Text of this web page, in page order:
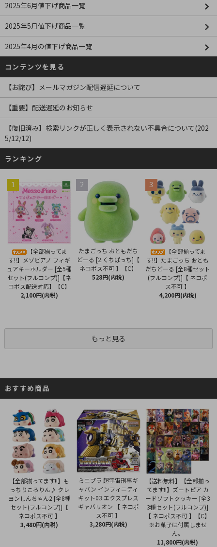
2025年6月値下げ商品一覧
2025年5月値下げ商品一覧
2025年4月の値下げ商品一覧
コンテンツを見る
【お詫び】メールマガジン配信遅延について
【重要】配送遅延のお知らせ
【復旧済み】検索リンクが正しく表示されない不具合について(202
5/12/12)
ランキング
1
【全部揃ってま
す!!】メゾピアノ フィギ
ュアキーホルダー [全5種
セット(フルコンプ)]【ネ
コポス配送対応】【C】
2,100円(内税)
2
たまごっち おともだち
どーる [2.くちぱっち]【
ネコポス不可 】【C】
528円(内税)
3
【全部揃ってま
す!!】たまごっち おとも
だちどーる [全8種セット
(フルコンプ)]【 ネコポ
ス不可 】
4,200円(内税)
もっと見る
おすすめ商品
【全部揃ってます!!】も
っちりころりん♪ クレ
ヨンしんちゃん2 [全8種
セット(フルコンプ)]【
ネコポス不可 】
3,480円(内税)
ミニプラ 超宇宙刑事ギ
ャバン インフィニティ
キット03 エクスプレス
ギャバリオン 【 ネコポ
ス不可 】
3,280円(内税)
【送料無料】【全部揃っ
てます!!】ズートピア カ
ードソフトクッキー [全3
3種セット(フルコンプ)]
【 ネコポス不可 】【C】
※お菓子は付属しませ
ん。
11,800円(内税)